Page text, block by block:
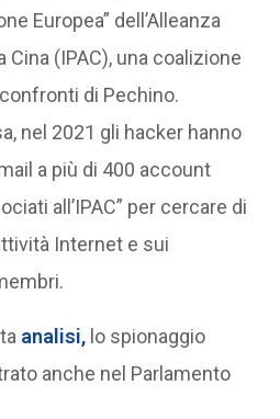
Europea” dell’Alleanza
(IPAC), una coalizione
di Pechino.
nel 2021 gli hacker hanno
a più di 400 account
all’IPAC” per cercare di
Internet e sui
analisi, lo spionaggio
anche nel Parlamento